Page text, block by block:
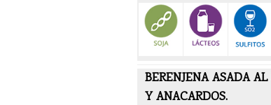
BERENJENA ASADA
Y ANACARDOS.